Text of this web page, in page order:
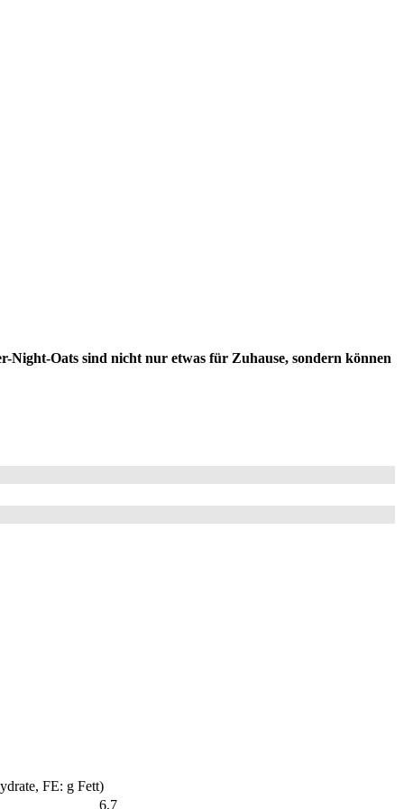
Night-Oats sind nicht nur etwas für Zuhause, sondern können
FE: g Fett)
6,7